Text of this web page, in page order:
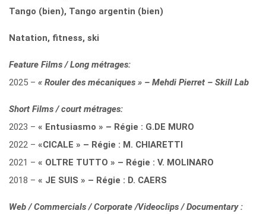
Tango (bien), Tango argentin (bien)
Natation, fitness, ski
Feature Films / Long métrages:
2025 – « Rouler des mécaniques » – Mehdi Pierret – Skill Lab
Short Films / court métrages:
2023 – « Entusiasmo » – Régie : G.DE MURO
2022 – «CICALE » – Régie : M. CHIARETTI
2021 – « OLTRE TUTTO » – Régie : V. MOLINARO
2018 – « JE SUIS » – Régie : D. CAERS
Web / Commercials / Corporate /Videoclips / Documentary :